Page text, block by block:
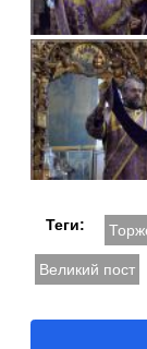
Теги:
Великий пост